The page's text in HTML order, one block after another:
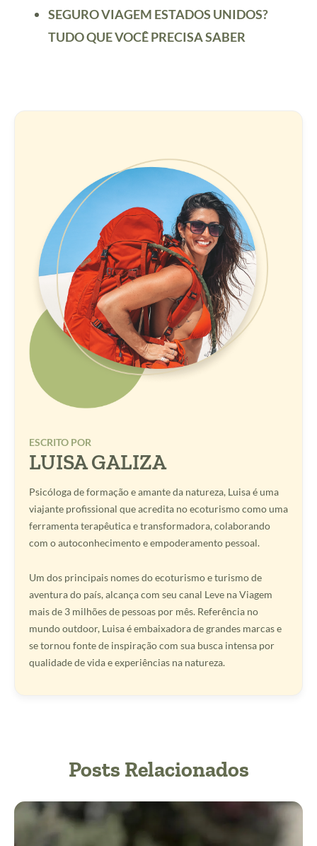
SEGURO VIAGEM ESTADOS UNIDOS?
TUDO QUE VOCÊ PRECISA SABER
ESCRITO POR
LUISA GALIZA
Psicóloga de formação e amante da natureza, Luisa é uma
viajante profissional que acredita no ecoturismo como uma
ferramenta terapêutica e transformadora, colaborando
com o autoconhecimento e empoderamento pessoal.
Um dos principais nomes do ecoturismo e turismo de
aventura do país, alcança com seu canal Leve na Viagem
mais de 3 milhões de pessoas por mês. Referência no
mundo outdoor, Luisa é embaixadora de grandes marcas e
se tornou fonte de inspiração com sua busca intensa por
qualidade de vida e experiências na natureza.
Posts Relacionados